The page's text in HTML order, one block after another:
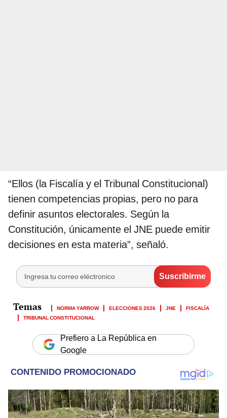
“Ellos (la Fiscalía y el Tribunal Constitucional)
tienen competencias propias, pero no para
definir asuntos electorales. Según la
Constitución, únicamente el JNE puede emitir
decisiones en esta materia”, señaló.
NORMA YARROW ELECCIONES 2026 JNE
FISCALÍA
TRIBUNAL CONSTITUCIONAL
Prefiero a La República en
Google